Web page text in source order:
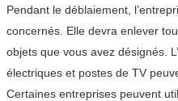
Pendant le déblaiement,
concernés. Elle devra enlever
objets que vous avez désignés.
électriques et postes de TV
Certaines entreprises peuvent